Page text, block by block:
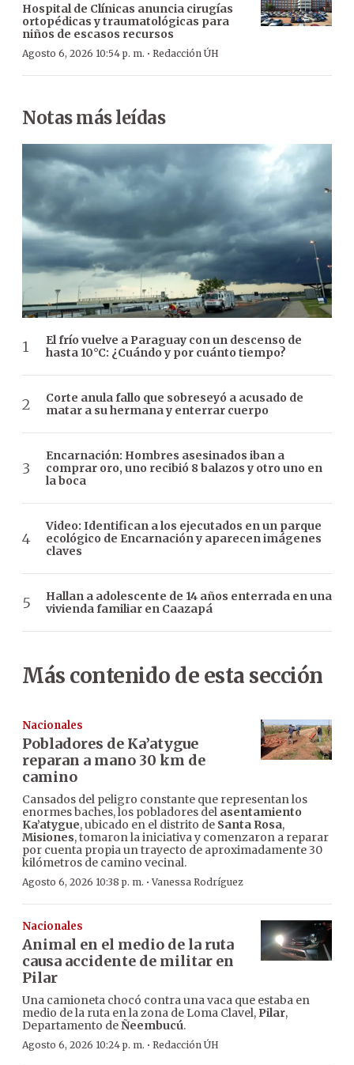
Hospital de Clínicas anuncia cirugías
ortopédicas y traumatológicas para
niños de escasos recursos
Agosto 6, 2026 10:54 p. m. · Redacción ÚH
Notas más leídas
El frío vuelve a Paraguay con un descenso de
hasta 10°C: ¿Cuándo y por cuánto tiempo?
Corte anula fallo que sobreseyó a acusado de
matar a su hermana y enterrar cuerpo
Encarnación: Hombres asesinados iban a
comprar oro, uno recibió 8 balazos y otro uno en
la boca
Video: Identifican a los ejecutados en un parque
ecológico de Encarnación y aparecen imágenes
claves
Hallan a adolescente de 14 años enterrada en una
vivienda familiar en Caazapá
Más contenido de esta sección
Nacionales
Pobladores de Ka’atygue
reparan a mano 30 km de
camino
Cansados del peligro constante que representan los
enormes baches, los pobladores del asentamiento
Ka’atygue, ubicado en el distrito de Santa Rosa,
Misiones, tomaron la iniciativa y comenzaron a reparar
por cuenta propia un trayecto de aproximadamente 30
kilómetros de camino vecinal.
Agosto 6, 2026 10:38 p. m. ·Vanessa Rodríguez
Nacionales
Animal en el medio de la ruta
causa accidente de militar en
Pilar
Una camioneta chocó contra una vaca que estaba en
medio de la ruta en la zona de Loma Clavel, Pilar,
Departamento deÑeembucú.
Agosto 6, 2026 10:24 p. m. · Redacción ÚH